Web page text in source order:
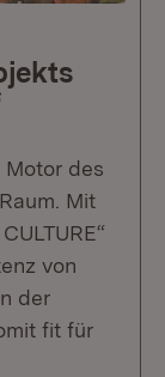
des
Mit
von
der
fit für